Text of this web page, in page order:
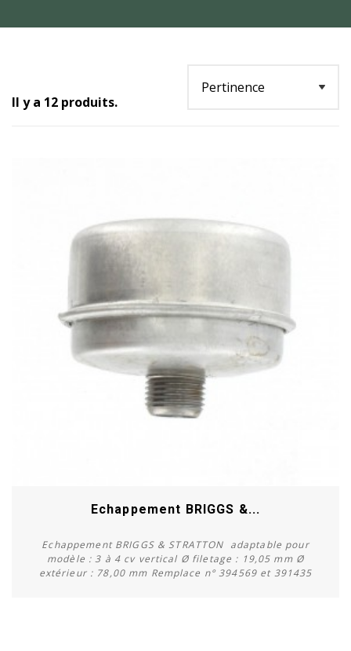
Il y a 12 produits.
Echappement BRIGGS &...
Echappement BRIGGS & STRATTON adaptable pour
modèle : 3 à 4 cv vertical Ø filetage : 19,05 mm Ø
extérieur : 78,00 mm Remplace n° 394569 et 391435